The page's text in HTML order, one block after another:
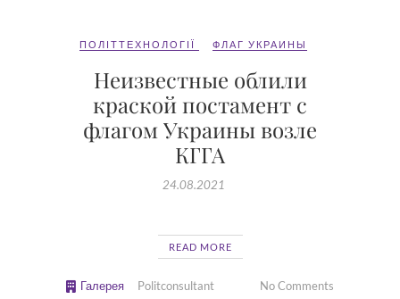
ПОЛІТТЕХНОЛОГІЇ ФЛАГ УКРАИНЫ
Неизвестные облили
краской постамент с
флагом Украины возле
КГГА
24.08.2021
READ MORE
Галерея Politconsultant No Comments